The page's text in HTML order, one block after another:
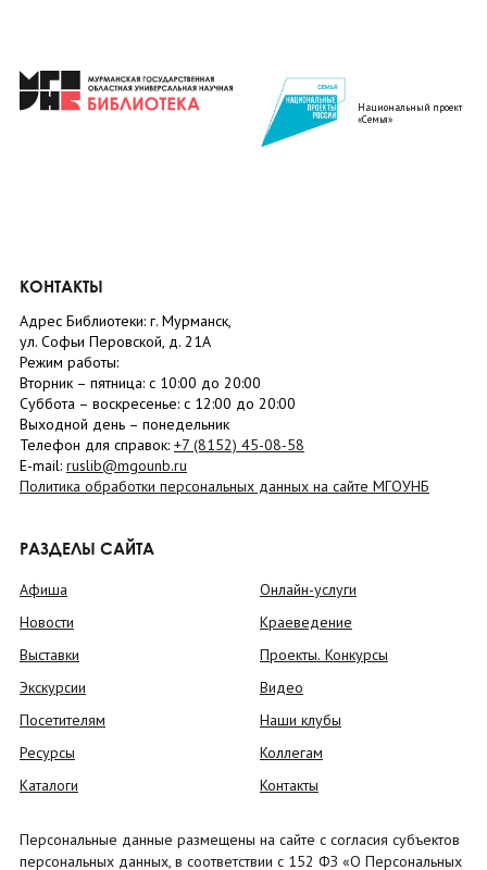
Национальный проект
«Семья»
КОНТАКТЫ
Адрес Библиотеки: г. Мурманск,
ул. Софьи Перовской, д. 21А
Режим работы:
Вторник – пятница: с 10:00 до 20:00
Суббота – воскресенье: c 12:00 до 20:00
Выходной день – понедельник
Телефон для справок: +7 (8152) 45-08-58
E-mail: ruslib@mgounb.ru
Политика обработки персональных данных на сайте МГОУНБ
РАЗДЕЛЫ САЙТА
Афиша
Новости
Выставки
Экскурсии
Посетителям
Ресурсы
Каталоги
Онлайн-услуги
Краеведение
Проекты. Конкурсы
Видео
Наши клубы
Коллегам
Контакты
Персональные данные размещены на сайте с согласия субъектов
персональных данных, в соответствии с 152 ФЗ «О Персональных